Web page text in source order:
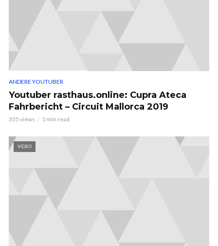
ANDERE YOUTUBER
Youtuber rasthaus.online: Cupra Ateca
Fahrbericht – Circuit Mallorca 2019
355 views 1 min read
VIDEO